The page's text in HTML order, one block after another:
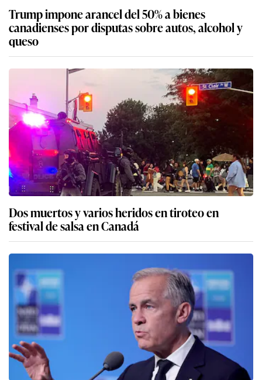
Trump impone arancel del 50% a bienes
canadienses por disputas sobre autos, alcohol y
queso
Dos muertos y varios heridos en tiroteo en
festival de salsa en Canadá